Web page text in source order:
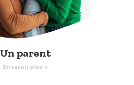
Un parent
En savoir plus +